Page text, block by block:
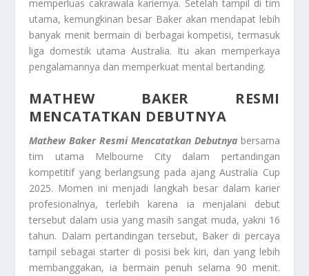
memperluas cakrawala kariernya. Setelah tampil di tim
utama, kemungkinan besar Baker akan mendapat lebih
banyak menit bermain di berbagai kompetisi, termasuk
liga domestik utama Australia. Itu akan memperkaya
pengalamannya dan memperkuat mental bertanding.
MATHEW BAKER RESMI
MENCATATKAN DEBUTNYA
Mathew Baker Resmi Mencatatkan Debutnyabersama
tim utama Melbourne City dalam pertandingan
kompetitif yang berlangsung pada ajang Australia Cup
2025. Momen ini menjadi langkah besar dalam karier
profesionalnya, terlebih karena ia menjalani debut
tersebut dalam usia yang masih sangat muda, yakni 16
tahun. Dalam pertandingan tersebut, Baker di percaya
tampil sebagai starter di posisi bek kiri, dan yang lebih
membanggakan, ia bermain penuh selama 90 menit.